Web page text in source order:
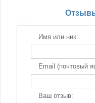
Имя или ник:
Email (почтовый
Ваш отзыв: